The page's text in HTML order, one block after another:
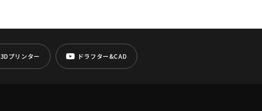
3Dプリンター ドラフター&CAD